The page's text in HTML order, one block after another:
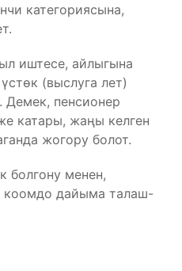
категориясына,
иштесе, айлыгына
(выслуга лет)
Демек, пенсионер
катары, жаңы келген
жогору болот.
болгону менен,
дайыма талаш-